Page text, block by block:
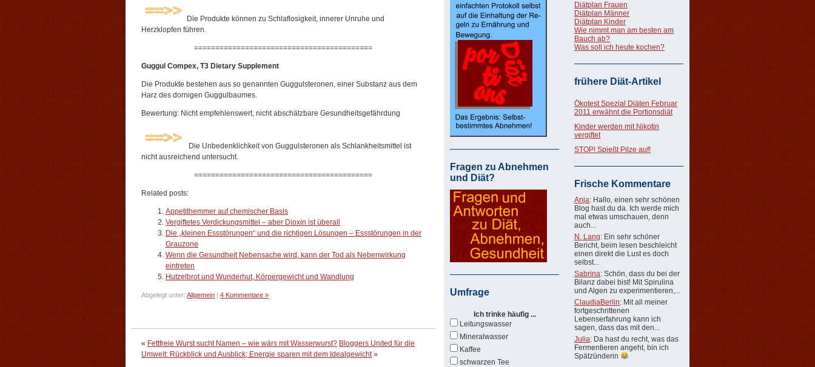
Die Produkte können zu Schlaflosigkeit, innerer Unruhe und
Herzklopfen führen.
==========================================
Guggul Compex, T3 Dietary Supplement
Die Produkte bestehen aus so genannten Guggulsteronen, einer Substanz aus dem
Harz des dornigen Guggulbaumes.
Bewertung: Nicht empfehlenswert, nicht abschätzbare Gesundheitsgefährdung
Die Unbedenklichkeit von Guggulsteronen als Schlankheitsmittel ist
nicht ausreichend untersucht.
==========================================
Related posts:
Appetithemmer auf chemischer Basis
Vergiftetes Verdickungsmittel – aber Dioxin ist überall
Die „kleinen Essstörungen“ und die richtigen Lösungen – Essstörungen in der
Grauzone
Wenn die Gesundheit Nebensache wird, kann der Tod als Nebenwirkung
eintreten
Hutzelbrot und Wunderhut, Körpergewicht und Wandlung
Abgelegt unter: Allgemein | 4 Kommentare »
« Fettfreie Wurst sucht Namen – wie wärs mit Wasserwurst? Bloggers United für die
Umwelt: Rückblick und Ausblick; Energie sparen mit dem Idealgewicht»
Fragen zu Abnehmen
und Diät?
Umfrage
Ich trinke häufig ...
Leitungswasser
Mineralwasser
Kaffee
schwarzen Tee
Diätplan Frauen
Diätplan Männer
Diätplan Kinder
Wie nimmt man am besten am
Bauch ab?
Was soll ich heute kochen?
frühere Diät-Artikel
Ökotest Spezial Diäten Februar
2011 erwähnt die Portionsdiät
Kinder werden mit Nikotin
vergiftet
STOP! Spießt Pilze auf!
Frische Kommentare
Anja: Hallo, einen sehr schönen
Blog hast du da. Ich werde mich
mal etwas umschauen, denn
auch...
N. Lang: Ein sehr schöner
Bericht, beim lesen beschleicht
einen direkt die Lust es doch
selbst...
Sabrina: Schön, dass du bei der
Bilanz dabei bist! Mit Spirulina
und Algen zu experimentieren,...
ClaudiaBerlin: Mit all meiner
fortgeschrittenen
Lebenserfahrung kann ich
sagen, dass das mit den...
Julia: Da hast du recht, was das
Fermentieren angeht, bin ich
Spätzünderin